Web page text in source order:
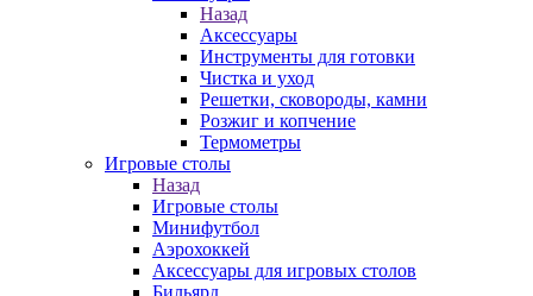
Назад
Аксессуары
Инструменты для готовки
Чистка и уход
Решетки, сковороды, камни
Розжиг и копчение
Термометры
Игровые столы
Назад
Игровые столы
Минифутбол
Аэрохоккей
Аксессуары для игровых столов
Бильяpд